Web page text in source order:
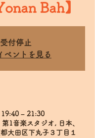
Bah】
受付停止
ベントを見る
– 21:30
1音楽スタジオ, 日本、
大田区下丸子３丁目１